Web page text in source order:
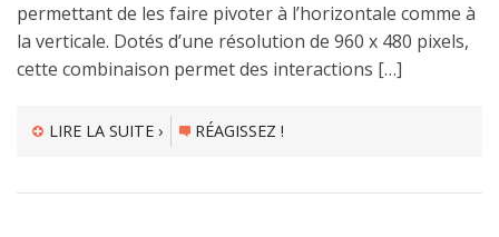
permettant de les faire pivoter à l’horizontale comme à
la verticale. Dotés d’une résolution de 960 x 480 pixels,
cette combinaison permet des interactions […]
LIRE LA SUITE › RÉAGISSEZ !